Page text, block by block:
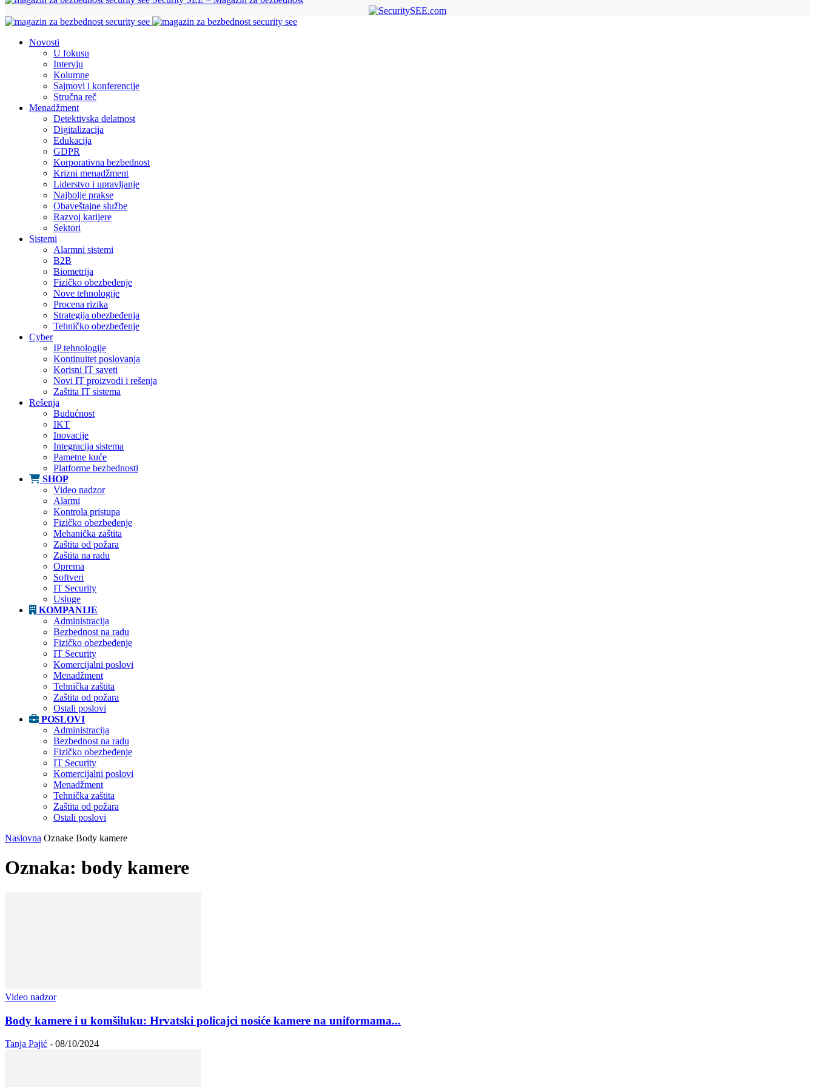
Novosti
U fokusu
Intervju
Kolumne
Sajmovi i konferencije
Stručna reč
Menadžment
Detektivska delatnost
Digitalizacija
Edukacija
GDPR
Korporativna bezbednost
Krizni menadžment
Liderstvo i upravljanje
Najbolje prakse
Obaveštajne službe
Razvoj karijere
Sektori
Sistemi
Alarmni sistemi
B2B
Biometrija
Fizičko obezbeđenje
Nove tehnologije
Procena rizika
Strategija obezbeđenja
Tehničko obezbeđenje
Cyber
IP tehnologije
Kontinuitet poslovanja
Korisni IT saveti
Novi IT proizvodi i rešenja
Zaštita IT sistema
Rešenja
Budućnost
IKT
Inovacije
Integracija sistema
Pametne kuće
Platforme bezbednosti
SHOP
Video nadzor
Alarmi
Kontrola pristupa
Fizičko obezbeđenje
Mehanička zaštita
Zaštita od požara
Zaštita na radu
Oprema
Softveri
IT Security
Usluge
KOMPANIJE
Administracija
Bezbednost na radu
Fizičko obezbeđenje
IT Security
Komercijalni poslovi
Menadžment
Tehnička zaštita
Zaštita od požara
Ostali poslovi
POSLOVI
Administracija
Bezbednost na radu
Fizičko obezbeđenje
IT Security
Komercijalni poslovi
Menadžment
Tehnička zaštita
Zaštita od požara
Ostali poslovi
Naslovna Oznake Body kamere
Oznaka: body kamere
Video nadzor
Body kamere i u komšiluku: Hrvatski policajci nosiće kamere na uniformama...
Tanja Pajić - 08/10/2024